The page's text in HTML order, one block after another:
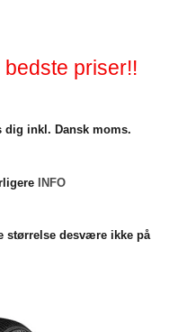
priser!!
dig inkl. Dansk moms.
INFO
størrelse desvære ikke på